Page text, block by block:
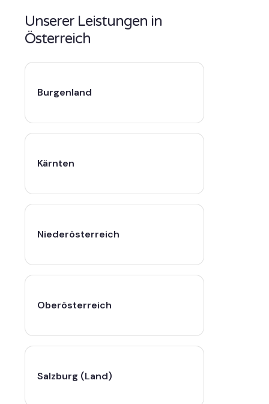
Unserer Leistungen in
Österreich
Burgenland
Kärnten
Niederösterreich
Oberösterreich
Salzburg (Land)